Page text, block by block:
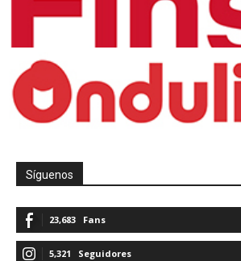
Síguenos
23,683 Fans
5,321 Seguidores